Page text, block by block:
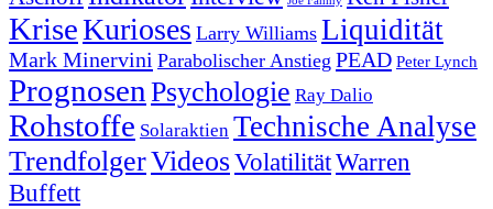
KriseKurioses Larry Williams Liquidität
Mark Minervini Parabolischer Anstieg PEAD Peter Lynch
Prognosen Psychologie Ray Dalio
Rohstoffe Solaraktien Technische Analyse
TrendfolgerVideosVolatilitätWarren
Buffett